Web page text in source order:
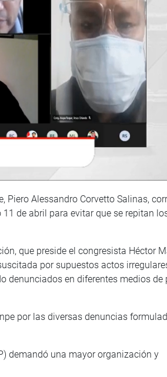
Piero Alessandro Corvetto Salinas,
de abril para evitar que se repitan
que preside el congresista Héctor
por supuestos actos
denunciados en diferentes medios de
por las diversas denuncias
demandó una mayor organización y